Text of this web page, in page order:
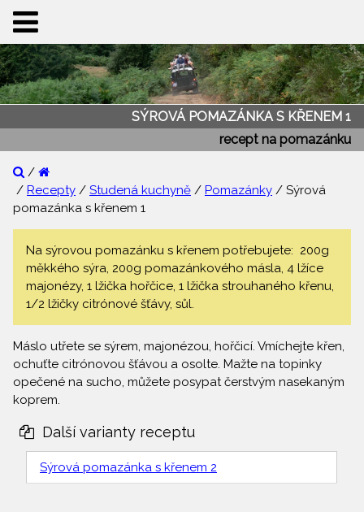
SÝROVÁ POMAZÁNKA S KŘENEM 1
recept na pomazánku
/
/ Recepty / Studená kuchyně / Pomazánky / Sýrová
pomazánka s křenem 1
Na sýrovou pomazánku s křenem potřebujete: 200g
měkkého sýra, 200g pomazánkového másla, 4 lžíce
majonézy, 1 lžička hořčice, 1 lžička strouhaného křenu,
1/2 lžičky citrónové šťávy, sůl.
Máslo utřete se sýrem, majonézou, hořčicí. Vmíchejte křen,
ochuťte citrónovou šťávou a osolte. Mažte na topinky
opečené na sucho, můžete posypat čerstvým nasekaným
koprem.
Další varianty receptu
Sýrová pomazánka s křenem 2